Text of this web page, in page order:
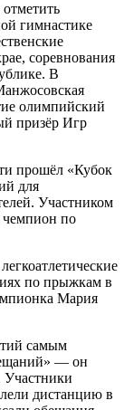
гимнастике
соревнования
В
олимпийский
призёр Игр
прошёл «Кубок
для
Участником
чемпион по
по прыжкам в
Мария
самым
— он
Участники
дистанцию в